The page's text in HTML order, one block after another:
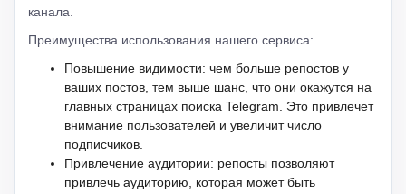
канала.
Преимущества использования нашего сервиса:
Повышение видимости: чем больше репостов у
ваших постов, тем выше шанс, что они окажутся на
главных страницах поиска Telegram. Это привлечет
внимание пользователей и увеличит число
подписчиков.
Привлечение аудитории: репосты позволяют
привлечь аудиторию, которая может быть